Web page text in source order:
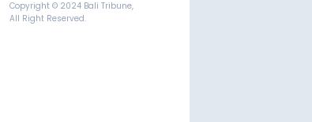
Copyright © 2024 Bali Tribune,
All Right Reserved.